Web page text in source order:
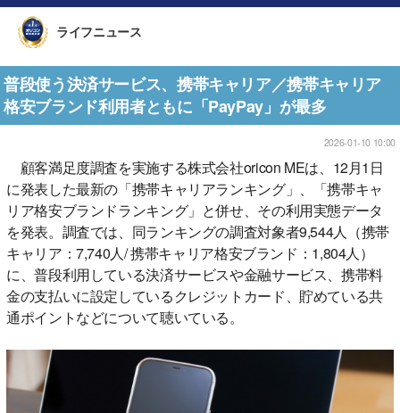
ライフニュース
普段使う決済サービス、携帯キャリア／携帯キャリア
格安ブランド利用者ともに「PayPay」が最多
2026-01-10 10:00
顧客満足度調査を実施する株式会社oricon MEは、12月1日
に発表した最新の「携帯キャリアランキング」、「携帯キャ
リア格安ブランドランキング」と併せ、その利用実態データ
を発表。調査では、同ランキングの調査対象者9,544人（携帯
キャリア：7,740人/ 携帯キャリア格安ブランド：1,804人）
に、普段利用している決済サービスや金融サービス、携帯料
金の支払いに設定しているクレジットカード、貯めている共
通ポイントなどについて聴いている。